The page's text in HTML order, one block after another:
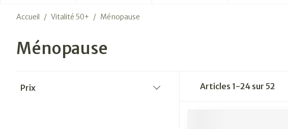
Accueil / Vitalité 50+ / Ménopause
Ménopause
Prix
Articles 1-24 sur 52